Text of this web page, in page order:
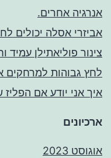
אנרגיה אחרים.
אביזרי אסלה יכולים
צינור פוליאתילן
לחץ גבוהות למרחקים
איך אני יודע אם
ארכיונים
אוגוסט 2023